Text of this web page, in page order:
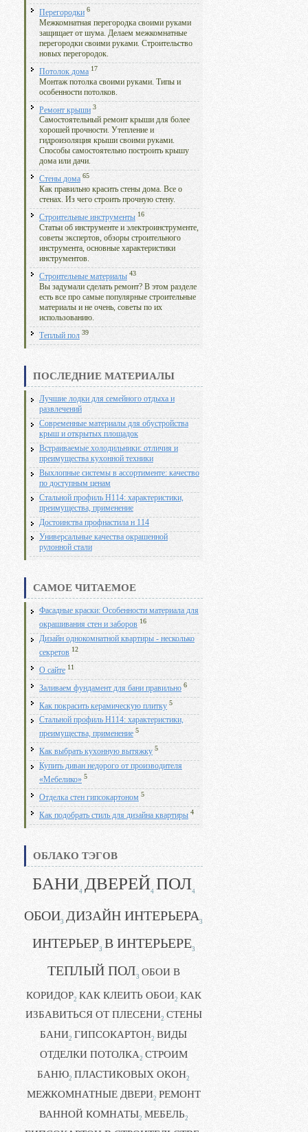
Перегородки 6
Межкомнатная перегородка своими руками
защищает от шума. Делаем межкомнатные
перегородки своими руками. Строительство
новых перегородок.
Потолок дома 17
Монтаж потолка своими руками. Типы и
особенности потолков.
Ремонт крыши 3
Самостоятельный ремонт крыши для более
хорошей прочности. Утепление и
гидроизоляция крыши своими руками.
Способы самостоятельно построить крышу
дома или дачи.
Стены дома 65
Как правильно красить стены дома. Все о
стенах. Из чего строить прочную стену.
Строительные инструменты 16
Статьи об инструменте и электроинструменте,
советы экспертов, обзоры строительного
инструмента, основные характеристики
инструментов.
Строительные материалы 43
Вы задумали сделать ремонт? В этом разделе
есть все про самые популярные строительные
материалы и не очень, советы по их
использованию.
Теплый пол 39
ПОСЛЕДНИЕ МАТЕРИАЛЫ
Лучшие лодки для семейного отдыха и
развлечений
Современные материалы для обустройства
крыш и открытых площадок
Встраиваемые холодильники: отличия и
преимущества кухонной техники
Выхлопные системы в ассортименте: качество
по доступным ценам
Стальной профиль Н114: характеристики,
преимущества, применение
Достоинства профнастила н 114
Универсальные качества окрашенной
рулонной стали
САМОЕ ЧИТАЕМОЕ
Фасадные краски: Особенности материала для
окрашивания стен и заборов 16
Дизайн однокомнатной квартиры - несколько
секретов 12
О сайте 11
Заливаем фундамент для бани правильно 6
Как покрасить керамическую плитку 5
Стальной профиль Н114: характеристики,
преимущества, применение 5
Как выбрать кухонную вытяжку 5
Купить диван недорого от производителя
«Мебелико» 5
Отделка стен гипсокартоном 5
Как подобрать стиль для дизайна квартиры 4
ОБЛАКО ТЭГОВ
БАНИ4 ДВЕРЕЙ4 ПОЛ4
ОБОИ3 ДИЗАЙН ИНТЕРЬЕРА3
ИНТЕРЬЕР3 В ИНТЕРЬЕРЕ3
ТЕПЛЫЙ ПОЛ3 ОБОИ В
КОРИДОР2 КАК КЛЕИТЬ ОБОИ2 КАК
ИЗБАВИТЬСЯ ОТ ПЛЕСЕНИ2 СТЕНЫ
БАНИ2 ГИПСОКАРТОН2 ВИДЫ
ОТДЕЛКИ ПОТОЛКА2 СТРОИМ
БАНЮ2 ПЛАСТИКОВЫХ ОКОН2
МЕЖКОМНАТНЫЕ ДВЕРИ2 РЕМОНТ
ВАННОЙ КОМНАТЫ2 МЕБЕЛЬ2